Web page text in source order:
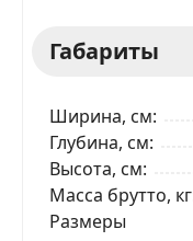
Габариты
Ширина, см
Глубина, см
Высота, см
Масса брутто, кг
Размеры